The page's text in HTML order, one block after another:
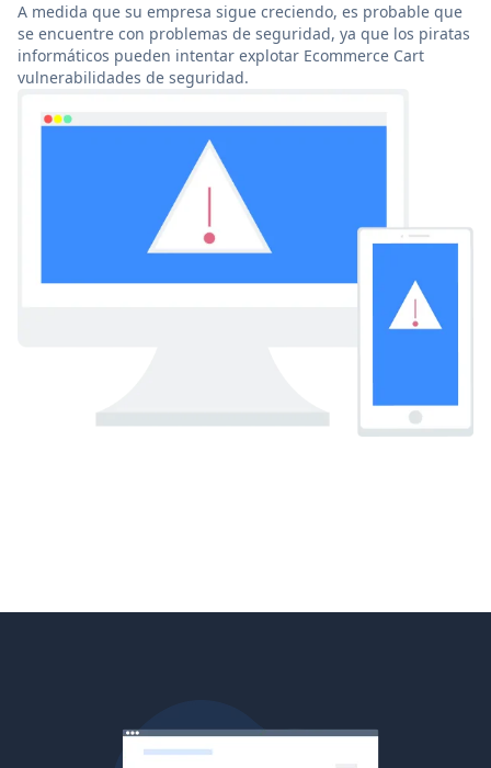
A medida que su empresa sigue creciendo, es probable que
se encuentre con problemas de seguridad, ya que los piratas
informáticos pueden intentar explotar Ecommerce Cart
vulnerabilidades de seguridad.